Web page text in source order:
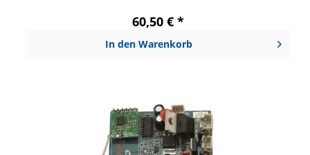
60,50 € *
In den Warenkorb